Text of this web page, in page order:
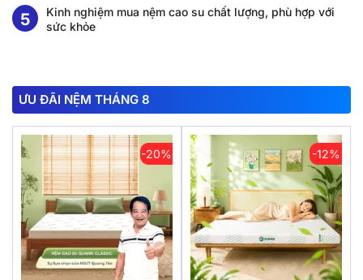
Kinh nghiệm mua nệm cao su chất lượng, phù hợp với
sức khỏe
ƯU ĐÃI NỆM THÁNG 8
-20% -12%